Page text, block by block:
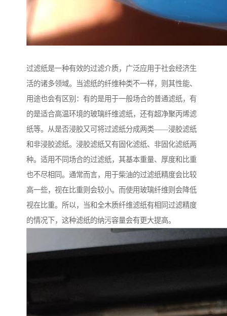
过滤纸是一种有效的过滤介质，广泛应用于社会经济生
活的诸多领域。当滤纸的纤维种类不一样，则其性能、
用途也会有区别：有的是用于一般场合的普通滤纸，有
的是适合高温环境的玻璃纤维滤纸，还有超净聚丙烯滤
纸等。从是否浸胶又可将过滤纸分成两类——浸胶滤纸
和非浸胶滤纸。浸胶滤纸又有固化滤纸、非固化滤纸两
种。适用不同场合的过滤纸，其基本重量、厚度和比重
也不尽相同。通常而言，用于柴油的过滤纸精度会比较
高一些，视在比重则会较小。而使用玻璃纤维则会降低
视在比重。所以，当和全木质纤维滤纸有相同过滤精度
的情况下，这种滤纸的纳污容量会有更大提高。